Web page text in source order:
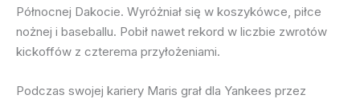
Północnej Dakocie. Wyróżniał się w koszykówce, piłce
nożnej i baseballu. Pobił nawet rekord w liczbie zwrotów
kickoffów z czterema przyłożeniami.
Podczas swojej kariery Maris grał dla Yankees przez